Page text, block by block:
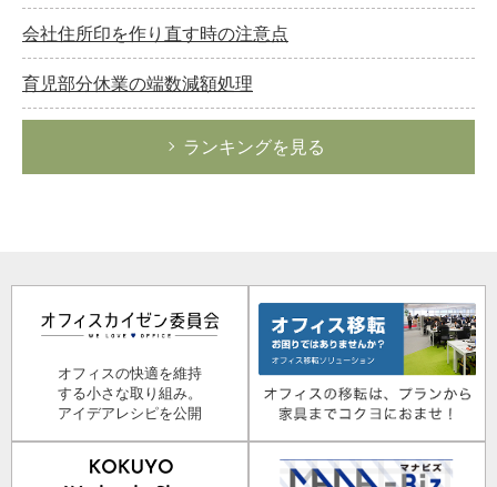
会社住所印を作り直す時の注意点
育児部分休業の端数減額処理
ランキングを見る
オフィスの快適を維持
する小さな取り組み。
アイデアレシピを公開